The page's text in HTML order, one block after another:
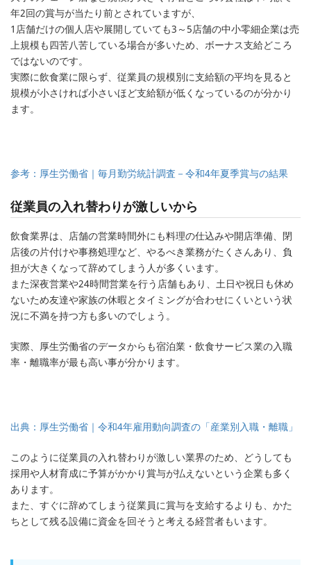
年2回の賞与が当たり前とされていますが、
1店舗だけの個人店や展開していても3～5店舗の中小零細企業は売
上規模も四苦八苦している場合が多いため、ボーナス支給どころ
ではないのです。
実際に飲食業に限らず、従業員の規模別に支給額の平均を見ると
規模が小さければ小さいほど支給額が低くなっているのが分かり
ます。
参考：厚生労働省｜毎月勤労統計調査－令和4年夏季賞与の結果
従業員の入れ替わりが激しいから
飲食業界は、店舗の営業時間外にも料理の仕込みや開店準備、閉
店後の片付けや事務処理など、やるべき業務がたくさんあり、負
担が大きくなって辞めてしまう人が多くいます。
また深夜営業や24時間営業を行う店舗もあり、土日や祝日も休め
ないため友達や家族の休暇とタイミングが合わせにくいという状
況に不満を持つ方も多いのでしょう。
実際、厚生労働省のデータからも宿泊業・飲食サービス業の入職
率・離職率が最も高い事が分かります。
出典：厚生労働省｜令和4年雇用動向調査の「産業別入職・離職」
このように従業員の入れ替わりが激しい業界のため、どうしても
採用や人材育成に予算がかかり賞与が払えないという企業も多く
あります。
また、すぐに辞めてしまう従業員に賞与を支給するよりも、かた
ちとして残る設備に資金を回そうと考える経営者もいます。